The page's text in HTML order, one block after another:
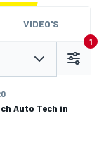
VIDEO'S
1
Auto Tech in